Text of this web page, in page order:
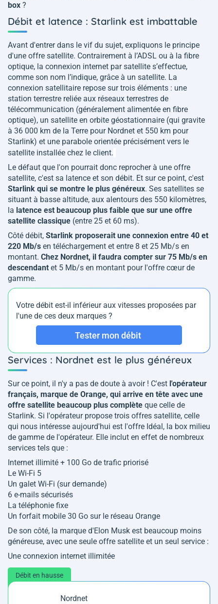
box ?
Débit et latence : Starlink est imbattable
Avant d'entrer dans le vif du sujet, expliquons le principe
d'une offre satellite. Contrairement à l’ADSL ou à la fibre
optique, la connexion internet par satellite s’effectue,
comme son nom l’indique, grâce à un satellite. La
connexion satellitaire repose sur trois éléments : une
station terrestre reliée aux réseaux terrestres de
télécommunication (généralement alimentée en fibre
optique), un satellite en orbite géostationnaire (qui gravite
à 36 000 km de la Terre pour Nordnet et 550 km pour
Starlink) et une parabole orientée précisément vers le
satellite installée chez le client.
Le défaut que l'on pourrait donc reprocher à une offre
satellite, c'est sa latence et son débit. Et sur ce point, c'est
Starlink qui se montre le plus généreux. Ses satellites se
situant à basse altitude, aux alentours des 550 kilomètres,
la latence est beaucoup plus faible que sur une offre
satellite classique (entre 25 et 60 ms).
Côté débit, Starlink proposerait une connexion entre 40 et
220 Mb/s en téléchargement et entre 8 et 25 Mb/s en
montant. Chez Nordnet, il faudra compter sur 75 Mb/s en
descendant et 5 Mb/s en montant pour l'offre cœur de
gamme.
Votre débit est-il inférieur aux vitesses proposées par
l'une de ces deux marques ?
Tester mon débit
Services : Nordnet est le plus généreux
Sur ce point, il n'y a pas de doute à avoir ! C'est l'opérateur
français, marque de Orange, qui arrive en tête avec une
offre satellite beaucoup plus complète que celle de
Starlink. Si l'opérateur propose trois offres satellite, celle
qui nous intéresse aujourd'hui est l'offre Idéal, la box milieu
de gamme de l'opérateur. Elle inclut en effet de nombreux
services tels que :
Internet illimité + 100 Go de trafic priorisé
Le Wi-Fi 5
Un galet Wi-Fi (sur demande)
6 e-mails sécurisés
La téléphonie fixe
Un forfait mobile 30 Go sur le réseau Orange
De son côté, la marque d'Elon Musk est beaucoup moins
généreuse, avec une seule offre satellite et un seul service :
Une connexion internet illimitée
Débit en hausse
Nordnet